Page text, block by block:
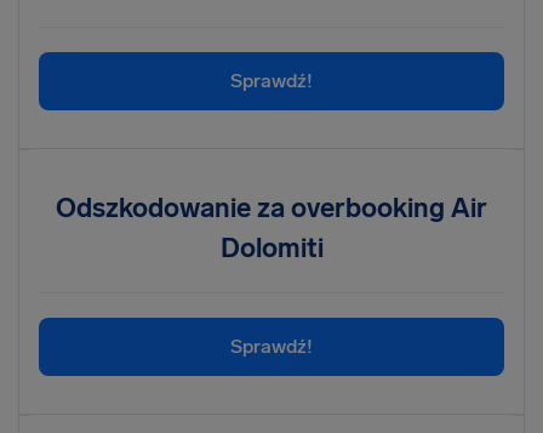
Sprawdź!
Odszkodowanie za overbooking Air
Dolomiti
Sprawdź!